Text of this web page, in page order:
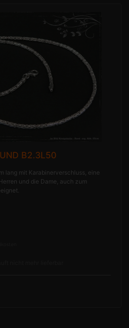
B2.3L50
lang mit Karabinerverschluss, eine
und die Dame, auch zum